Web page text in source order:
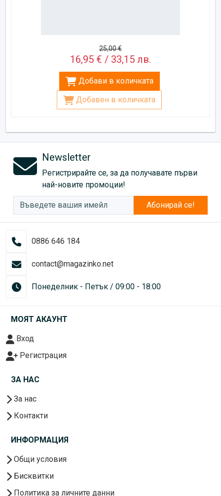
25,00 €
16,95 € / 33,15 лв.
Добави в количката
Добавен в количката
Newsletter
Регистрирайте се, за да получавате първи
най-новите промоции!
Абонирай се!
0886 646 184
contact@magazinko.net
Понеделник - Петък / 09:00 - 18:00
МОЯТ АКАУНТ
Вход
Регистрация
ЗА НАС
За нас
Контакти
ИНФОРМАЦИЯ
Общи условия
Бисквитки
Политика за личните данни